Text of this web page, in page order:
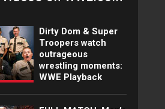
Dirty Dom & Super
Troopers watch
outrageous
wrestling moments:
WWE Playback